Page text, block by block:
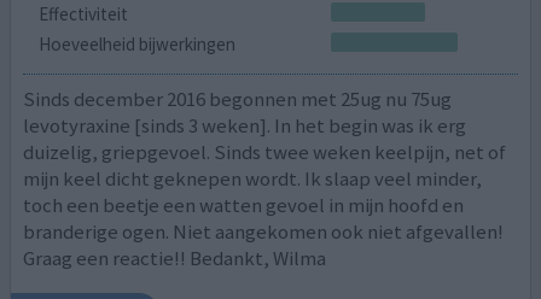
Effectiviteit
Hoeveelheid bijwerkingen
Sinds december 2016 begonnen met 25ug nu 75ug
levotyraxine [sinds 3 weken]. In het begin was ik erg
duizelig, griepgevoel. Sinds twee weken keelpijn, net of
mijn keel dicht geknepen wordt. Ik slaap veel minder,
toch een beetje een watten gevoel in mijn hoofd en
branderige ogen. Niet aangekomen ook niet afgevallen!
Graag een reactie!! Bedankt, Wilma